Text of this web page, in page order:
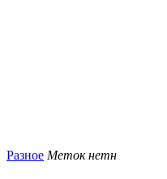
Разное Меток нетн